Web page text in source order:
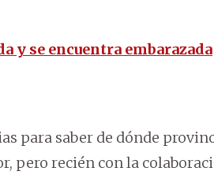
y se encuentra embarazada
para saber de dónde
pero recién con la